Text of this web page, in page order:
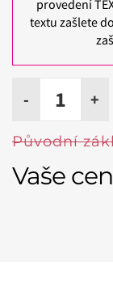
provedení
textu zašlete
- +
Původní
Vaše